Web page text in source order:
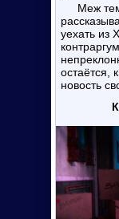
Меж тем сама миссис Бакстер
уехать из
остаётся,
новость